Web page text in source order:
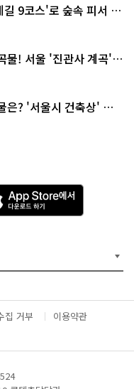
9코스'로 숲속 피서 떠
물! 서울 '진관사 계곡'이
은? '서울시 건축상' 수
A
p
p
e
서
다
운
집 거부
이용약관